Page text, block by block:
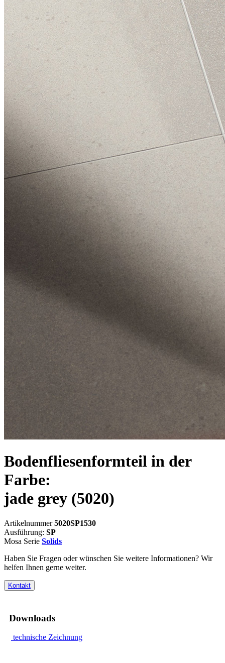
Bodenfliesenformteil in der
Farbe:
jade grey (5020)
Artikelnummer5020SP1530
Ausführung: SP
Mosa Serie Solids
Haben Sie Fragen oder wünschen Sie weitere Informationen? Wir
helfen Ihnen gerne weiter.
Kontakt
Downloads
technische Zeichnung